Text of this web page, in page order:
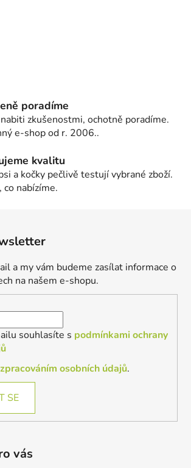
poradíme
zkušenostmi, ochotně poradíme.
e-shop od r. 2006..
kvalitu
a kočky pečlivě testují vybrané zboží.
co nabízíme.
a my vám budeme zasílat informace o
na našem e-shopu.
souhlasíte s podmínkami ochrany
zpracováním osobních údajů.
SE
vás